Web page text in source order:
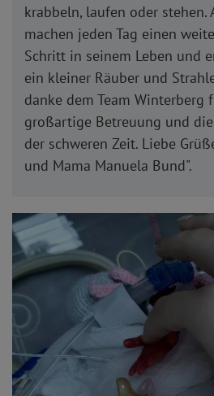
krabbeln, laufen oder stehen.
machen jeden Tag einen
Schritt in seinem Leben und
ein kleiner Räuber und
danke dem Team Winterberg
großartige Betreuung und
der schweren Zeit. Liebe
und Mama Manuela Bund".